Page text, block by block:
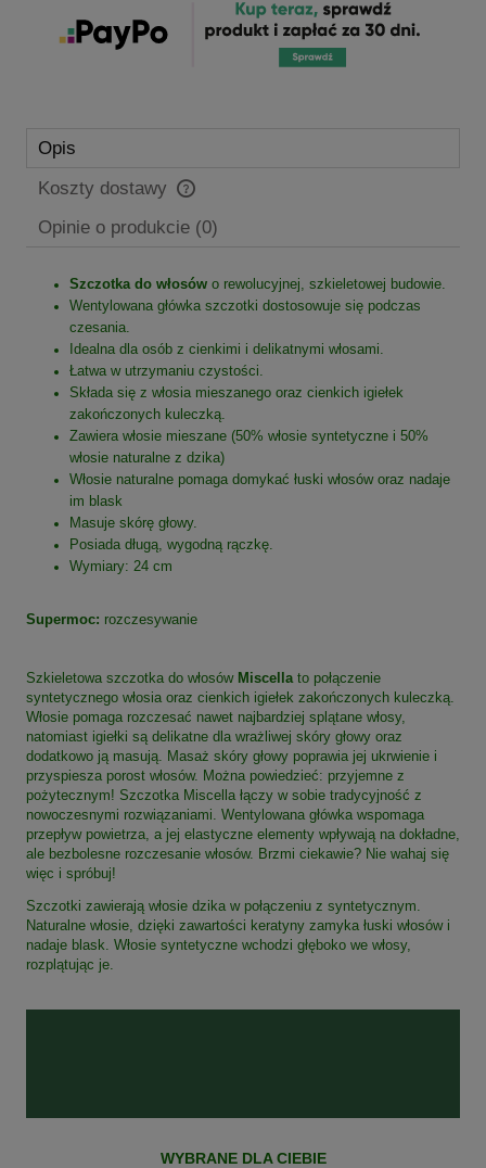
Opis
Koszty dostawy
Cena nie zawiera ewentualnych kosztów płatności
Opinie o produkcie (0)
Szczotka do włosów o rewolucyjnej, szkieletowej budowie.
Wentylowana główka szczotki dostosowuje się podczas
czesania.
Idealna dla osób z cienkimi i delikatnymi włosami.
Łatwa w utrzymaniu czystości.
Składa się z włosia mieszanego oraz cienkich igiełek
zakończonych kuleczką.
Zawiera włosie mieszane (50% włosie syntetyczne i 50%
włosie naturalne z dzika)
Włosie naturalne pomaga domykać łuski włosów oraz nadaje
im blask
Masuje skórę głowy.
Posiada długą, wygodną rączkę.
Wymiary: 24 cm
Supermoc: rozczesywanie
Szkieletowa szczotka do włosów Miscella to połączenie
syntetycznego włosia oraz cienkich igiełek zakończonych kuleczką.
Włosie pomaga rozczesać nawet najbardziej splątane włosy,
natomiast igiełki są delikatne dla wrażliwej skóry głowy oraz
dodatkowo ją masują. Masaż skóry głowy poprawia jej ukrwienie i
przyspiesza porost włosów. Można powiedzieć: przyjemne z
pożytecznym! Szczotka Miscella łączy w sobie tradycyjność z
nowoczesnymi rozwiązaniami. Wentylowana główka wspomaga
przepływ powietrza, a jej elastyczne elementy wpływają na dokładne,
ale bezbolesne rozczesanie włosów. Brzmi ciekawie? Nie wahaj się
więc i spróbuj!
Szczotki zawierają włosie dzika w połączeniu z syntetycznym.
Naturalne włosie, dzięki zawartości keratyny zamyka łuski włosów i
nadaje blask. Włosie syntetyczne wchodzi głęboko we włosy,
rozplątując je.
WYBRANE DLA CIEBIE